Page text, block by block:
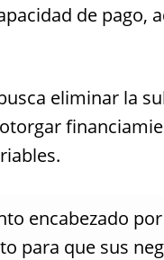
de pago,
eliminar la
encabezado
para que sus